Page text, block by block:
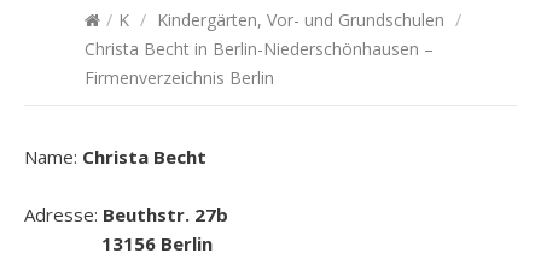
/ K / Kindergärten, Vor- und Grundschulen /
Christa Becht in Berlin-Niederschönhausen –
Firmenverzeichnis Berlin
Name: Christa Becht
Adresse: Beuthstr. 27b
13156 Berlin